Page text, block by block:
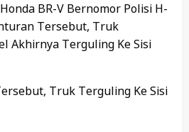
BR-V Bernomor Polisi H-
Tersebut, Truk
Akhirnya Terguling Ke Sisi
Truk Terguling Ke Sisi